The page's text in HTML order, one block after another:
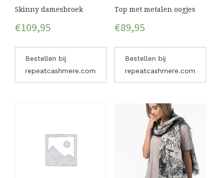
Skinny damesbroek
€109,95
Bestellen bij
repeatcashmere.com
Top met metalen oogjes
€89,95
Bestellen bij
repeatcashmere.com